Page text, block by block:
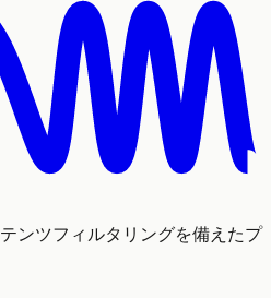
ンツフィルタリングを備えたプ